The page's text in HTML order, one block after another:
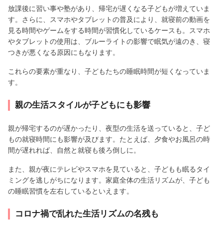
放課後に習い事や塾があり、帰宅が遅くなる子どもが増えていま
す。さらに、スマホやタブレットの普及により、就寝前の動画を
見る時間やゲームをする時間が習慣化しているケースも。スマホ
やタブレットの使用は、ブルーライトの影響で眠気が遠のき、寝
つきが悪くなる原因にもなります。
これらの要素が重なり、子どもたちの睡眠時間が短くなっていま
す。
親の生活スタイルが子どもにも影響
親が帰宅するのが遅かったり、夜型の生活を送っていると、子ど
もの就寝時間にも影響が及びます。たとえば、夕食やお風呂の時
間が遅れれば、自然と就寝も後ろ倒しに。
また、親が夜にテレビやスマホを見ていると、子どもも眠るタイ
ミングを逃しがちになります。家庭全体の生活リズムが、子ども
の睡眠習慣を左右しているといえます。
コロナ禍で乱れた生活リズムの名残も